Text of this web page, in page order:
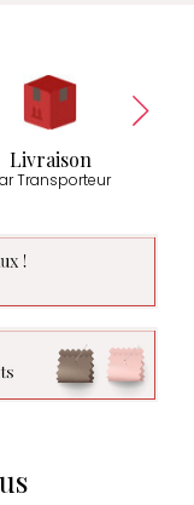
Livraison
Transporteur